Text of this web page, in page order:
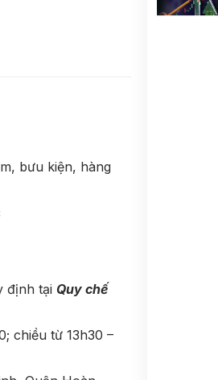
bưu kiện, hàng
định tại Quy chế
chiều từ 13h30 –